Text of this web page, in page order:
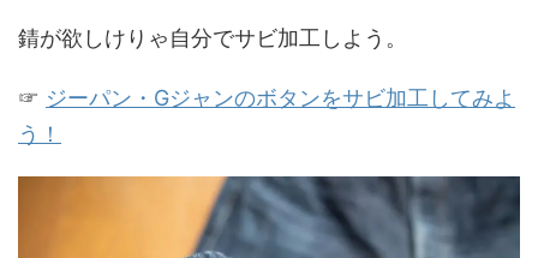
錆が欲しけりゃ自分でサビ加工しよう。
☞ ジーパン・Gジャンのボタンをサビ加工してみよ
う！